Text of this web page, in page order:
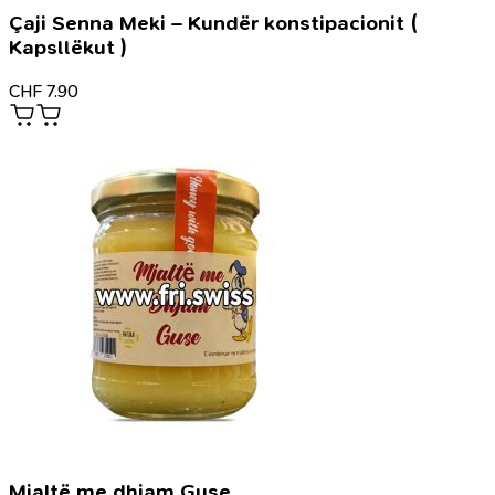
Çaji Senna Meki – Kundër konstipacionit (
Kapsllëkut )
CHF 7.90